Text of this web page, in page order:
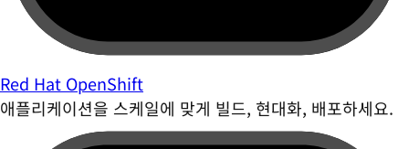
Red Hat OpenShift
애플리케이션을 스케일에 맞게 빌드, 현대화, 배포하세요.